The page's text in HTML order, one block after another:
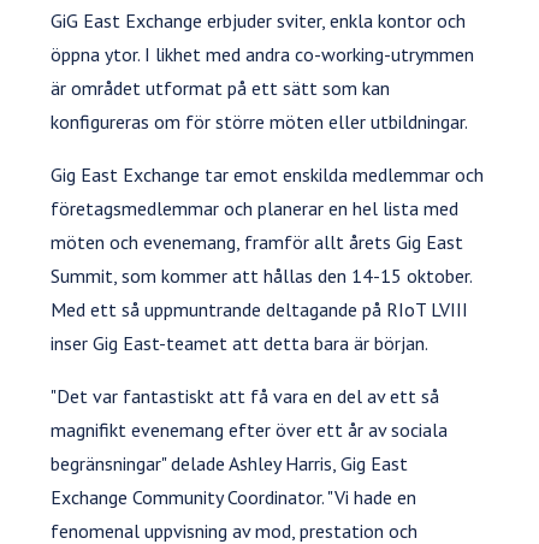
GiG East Exchange erbjuder sviter, enkla kontor och
öppna ytor. I likhet med andra co-working-utrymmen
är området utformat på ett sätt som kan
konfigureras om för större möten eller utbildningar.
Gig East Exchange tar emot enskilda medlemmar och
företagsmedlemmar och planerar en hel lista med
möten och evenemang, framför allt årets Gig East
Summit, som kommer att hållas den 14-15 oktober.
Med ett så uppmuntrande deltagande på RIoT LVIII
inser Gig East-teamet att detta bara är början.
"Det var fantastiskt att få vara en del av ett så
magnifikt evenemang efter över ett år av sociala
begränsningar" delade Ashley Harris, Gig East
Exchange Community Coordinator. "Vi hade en
fenomenal uppvisning av mod, prestation och